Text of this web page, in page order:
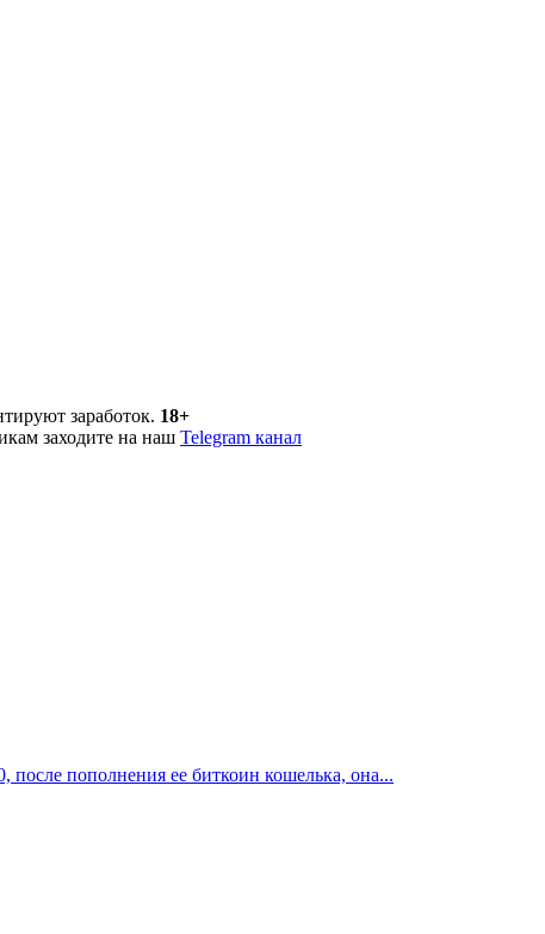
заработок. 18+
заходите на наш Telegram канал
после пополнения ее биткоин кошелька, она...